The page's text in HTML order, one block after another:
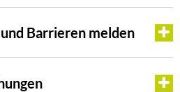
Barrieren melden